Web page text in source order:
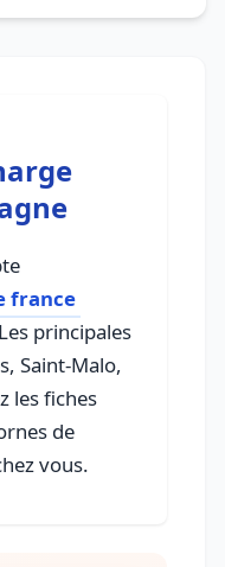
france
principales
Saint-Malo,
les fiches
de
vous.